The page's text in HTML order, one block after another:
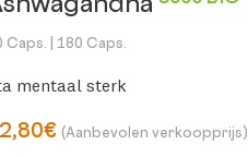
Caps. | 180 Caps.
mentaal sterk
(Aanbevolen verkoopprijs)